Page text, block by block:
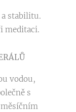
stabilitu.
meditaci.
vodou,
s